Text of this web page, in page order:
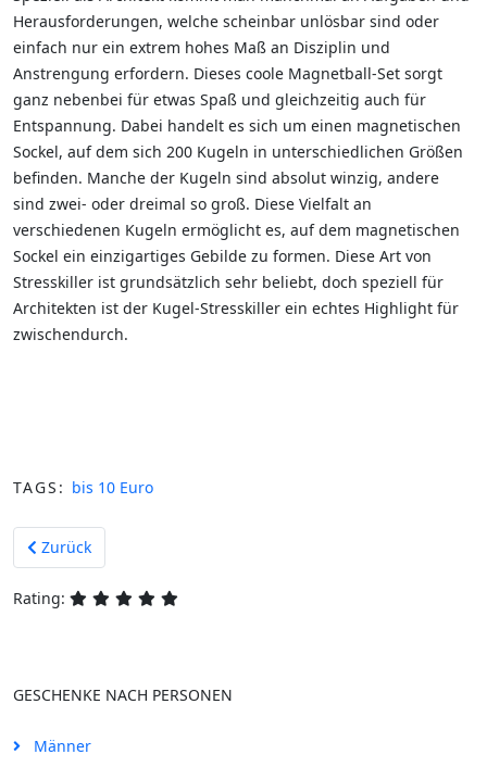
Herausforderungen, welche scheinbar unlösbar sind oder
einfach nur ein extrem hohes Maß an Disziplin und
Anstrengung erfordern. Dieses coole Magnetball-Set sorgt
ganz nebenbei für etwas Spaß und gleichzeitig auch für
Entspannung. Dabei handelt es sich um einen magnetischen
Sockel, auf dem sich 200 Kugeln in unterschiedlichen Größen
befinden. Manche der Kugeln sind absolut winzig, andere
sind zwei- oder dreimal so groß. Diese Vielfalt an
verschiedenen Kugeln ermöglicht es, auf dem magnetischen
Sockel ein einzigartiges Gebilde zu formen. Diese Art von
Stresskiller ist grundsätzlich sehr beliebt, doch speziell für
Architekten ist der Kugel-Stresskiller ein echtes Highlight für
zwischendurch.
TAGS: bis 10 Euro
Vorheriger Beitrag: Multitasking Kugelschreiber für die Arbeit
Zurück
Rating:
GESCHENKE NACH PERSONEN
Männer